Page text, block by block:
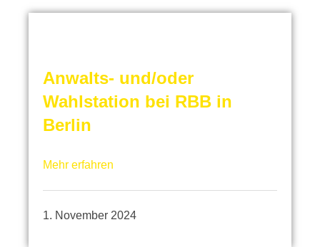
Anwalts- und/oder
Wahlstation bei RBB in
Berlin
Mehr erfahren
1. November 2024